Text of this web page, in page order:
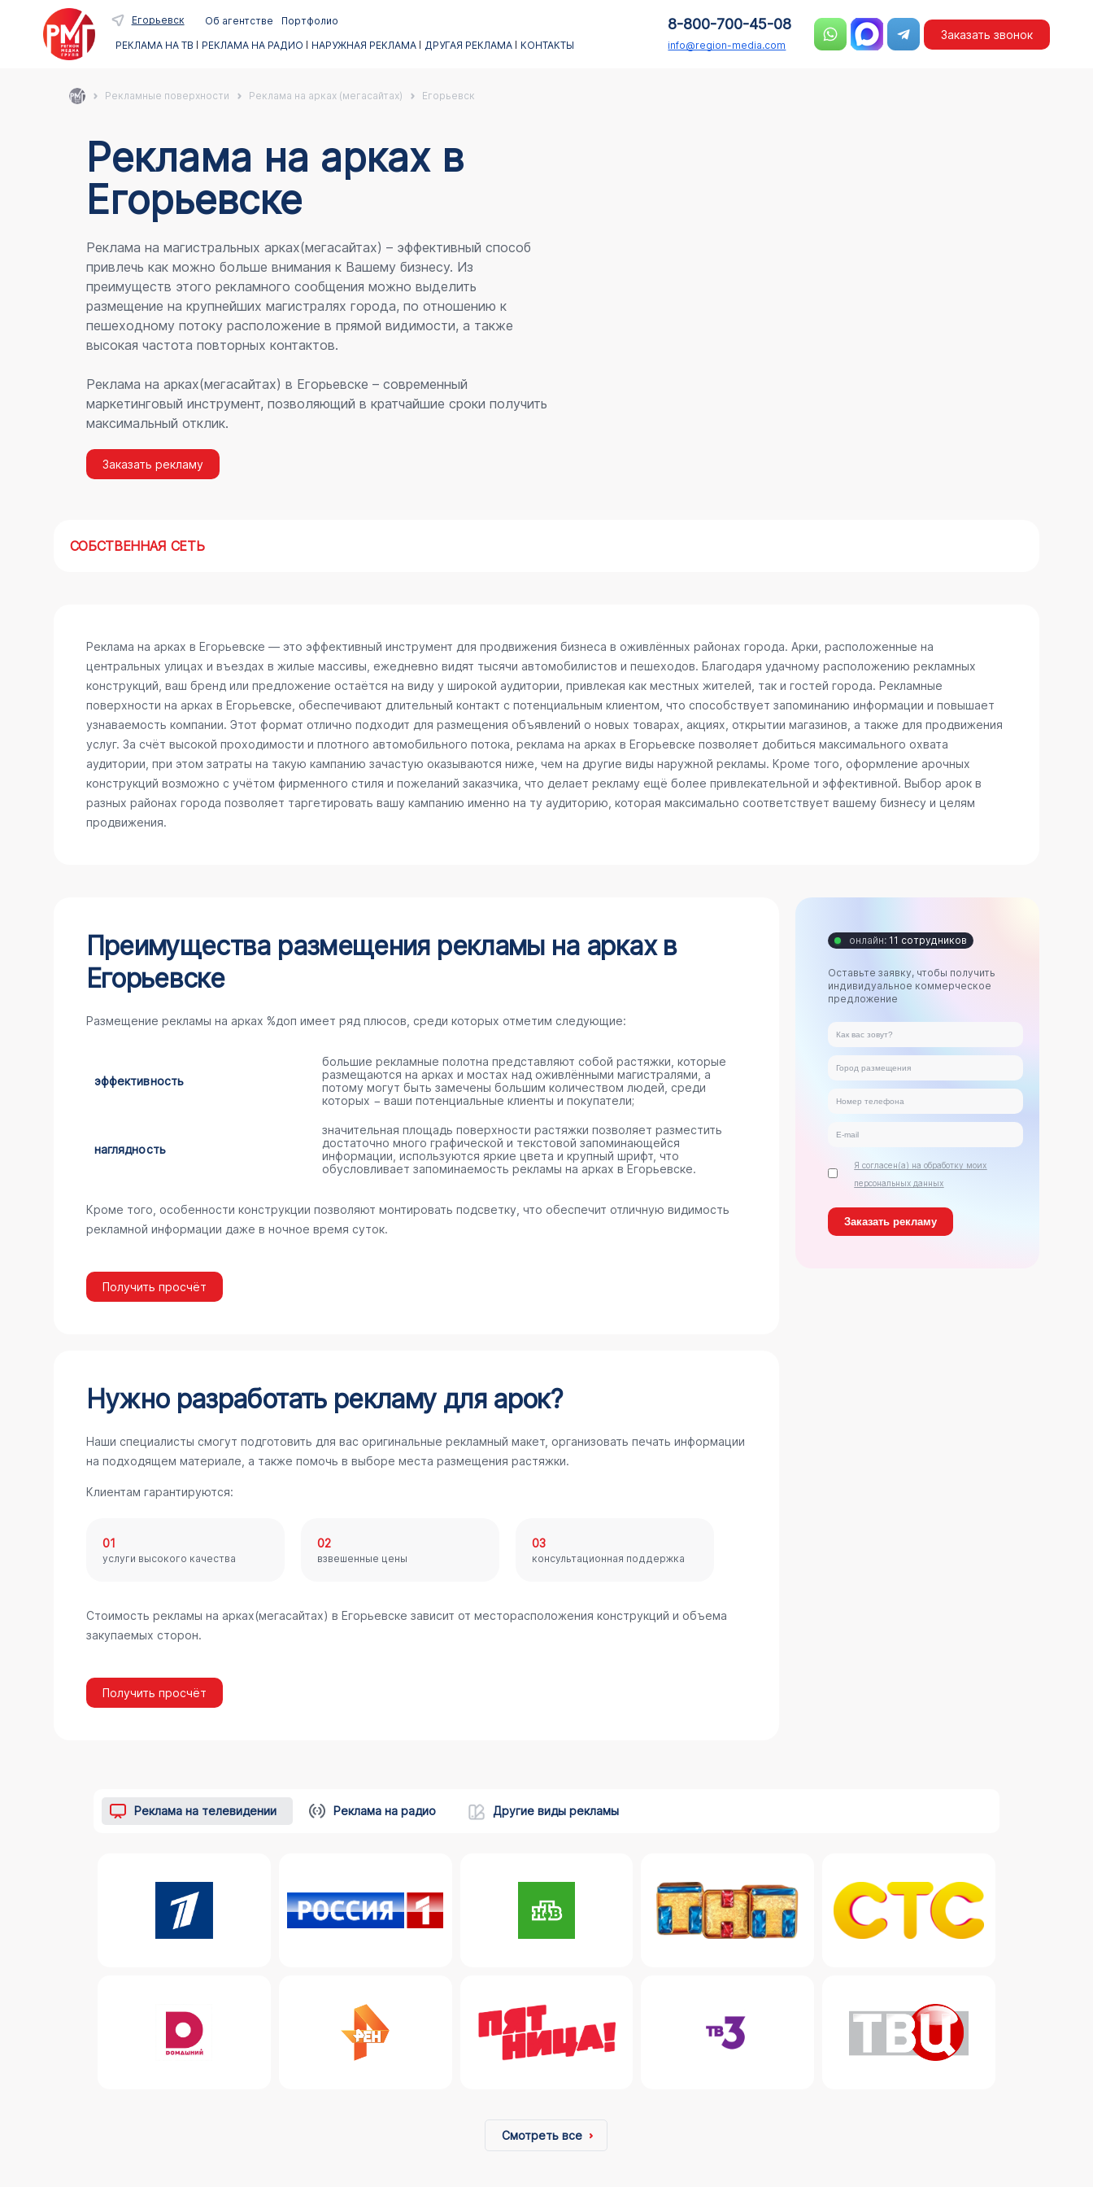
Егорьевск Об агентстве
Портфолио
РЕКЛАМА НА ТВ
РЕКЛАМА НА РАДИО НАРУЖНАЯ РЕКЛАМА ДРУГАЯ РЕКЛАМА КОНТАКТЫ
8-800-700-45-08
info@region-media.com
Заказать звонок
Рекламные поверхности Реклама на арках (мегасайтах) Егорьевск
Реклама на аркаx в
Егорьевске
Реклама на магистральных арках(мегасайтах) – эффективный способ
привлечь как можно больше внимания к Вашему бизнесу. Из
преимуществ этого рекламного сообщения можно выделить
размещение на крупнейших магистралях города, по отношению к
пешеходному потоку расположение в прямой видимости, а также
высокая частота повторных контактов.
Реклама на арках(мегасайтах) в Егорьевске – современный
маркетинговый инструмент, позволяющий в кратчайшие сроки получить
максимальный отклик.
Заказать рекламу
СОБСТВЕННАЯ СЕТЬ
Реклама на арках в Егорьевске — это эффективный инструмент для продвижения бизнеса в оживлённых районах города. Арки, расположенные на
центральных улицах и въездах в жилые массивы, ежедневно видят тысячи автомобилистов и пешеходов. Благодаря удачному расположению рекламных
конструкций, ваш бренд или предложение остаётся на виду у широкой аудитории, привлекая как местных жителей, так и гостей города. Рекламные
поверхности на арках в Егорьевске, обеспечивают длительный контакт с потенциальным клиентом, что способствует запоминанию информации и повышает
узнаваемость компании. Этот формат отлично подходит для размещения объявлений о новых товарах, акциях, открытии магазинов, а также для продвижения
услуг. За счёт высокой проходимости и плотного автомобильного потока, реклама на арках в Егорьевске позволяет добиться максимального охвата
аудитории, при этом затраты на такую кампанию зачастую оказываются ниже, чем на другие виды наружной рекламы. Кроме того, оформление арочных
конструкций возможно с учётом фирменного стиля и пожеланий заказчика, что делает рекламу ещё более привлекательной и эффективной. Выбор арок в
разных районах города позволяет таргетировать вашу кампанию именно на ту аудиторию, которая максимально соответствует вашему бизнесу и целям
продвижения.
Преимущества размещения рекламы на арках в
Егорьевске
Размещение рекламы на арках %доп имеет ряд плюсов, среди которых отметим следующие:
эффективность
большие рекламные полотна представляют собой растяжки, которые
размещаются на арках и мостах над оживлёнными магистралями, а
потому могут быть замечены большим количеством людей, среди
которых − ваши потенциальные клиенты и покупатели;
наглядность
значительная площадь поверхности растяжки позволяет разместить
достаточно много графической и текстовой запоминающейся
информации, используются яркие цвета и крупный шрифт, что
обусловливает запоминаемость рекламы на арках в Егорьевске.
Кроме того, особенности конструкции позволяют монтировать подсветку, что обеспечит отличную видимость
рекламной информации даже в ночное время суток.
Получить просчёт
Нужно разработать рекламу для арок?
Наши специалисты смогут подготовить для вас оригинальные рекламный макет, организовать печать информации
на подходящем материале, а также помочь в выборе места размещения растяжки.
Клиентам гарантируются:
01
услуги высокого качества
02
взвешенные цены
03
консультационная поддержка
Стоимость рекламы на арках(мегасайтах) в Егорьевске зависит от месторасположения конструкций и объема
закупаемых сторон.
Получить просчёт
онлайн: 11 сотрудников
Оставьте заявку, чтобы получить
индивидуальное коммерческое
предложение
Я согласен(а) на обработку моих
персональных данных
Реклама на телевидении Реклама на радио Другие виды рекламы
Смотреть все